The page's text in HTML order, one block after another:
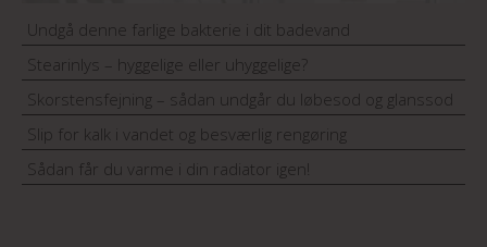
Undgå denne farlige bakterie i dit badevand
Stearinlys – hyggelige eller uhyggelige?
Skorstensfejning – sådan undgår du løbesod og glanssod
Slip for kalk i vandet og besværlig rengøring
Sådan får du varme i din radiator igen!